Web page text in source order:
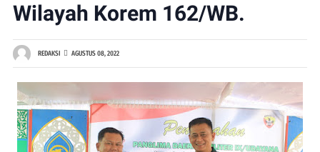
Wilayah Korem 162/WB.
REDAKSI AGUSTUS 08, 2022